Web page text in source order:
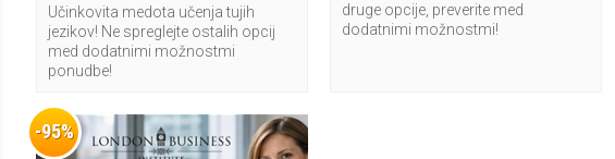
Učinkovita medota učenja tujih
jezikov! Ne spreglejte ostalih opcij
med dodatnimi možnostmi
ponudbe!
druge opcije, preverite med
dodatnimi možnostmi!
-95%